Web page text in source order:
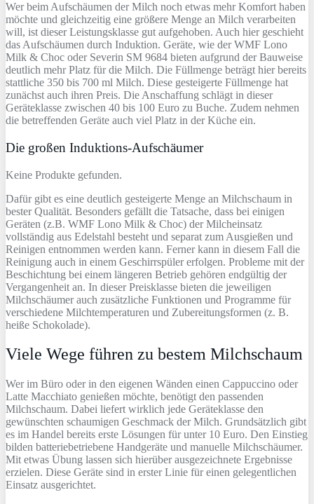
Wer beim Aufschäumen der Milch noch etwas mehr Komfort haben
möchte und gleichzeitig eine größere Menge an Milch verarbeiten
will, ist dieser Leistungsklasse gut aufgehoben. Auch hier geschieht
das Aufschäumen durch Induktion. Geräte, wie der WMF Lono
Milk & Choc oder Severin SM 9684 bieten aufgrund der Bauweise
deutlich mehr Platz für die Milch. Die Füllmenge beträgt hier bereits
stattliche 350 bis 700 ml Milch. Diese gesteigerte Füllmenge hat
zunächst auch ihren Preis. Die Anschaffung schlägt in dieser
Geräteklasse zwischen 40 bis 100 Euro zu Buche. Zudem nehmen
die betreffenden Geräte auch viel Platz in der Küche ein.
Die großen Induktions-Aufschäumer
Keine Produkte gefunden.
Dafür gibt es eine deutlich gesteigerte Menge an Milchschaum in
bester Qualität. Besonders gefällt die Tatsache, dass bei einigen
Geräten (z.B. WMF Lono Milk & Choc) der Milcheinsatz
vollständig aus Edelstahl besteht und separat zum Ausgießen und
Reinigen entnommen werden kann. Ferner kann in diesem Fall die
Reinigung auch in einem Geschirrspüler erfolgen. Probleme mit der
Beschichtung bei einem längeren Betrieb gehören endgültig der
Vergangenheit an. In dieser Preisklasse bieten die jeweiligen
Milchschäumer auch zusätzliche Funktionen und Programme für
verschiedene Milchtemperaturen und Zubereitungsformen (z. B.
heiße Schokolade).
Viele Wege führen zu bestem Milchschaum
Wer im Büro oder in den eigenen Wänden einen Cappuccino oder
Latte Macchiato genießen möchte, benötigt den passenden
Milchschaum. Dabei liefert wirklich jede Geräteklasse den
gewünschten schaumigen Geschmack der Milch. Grundsätzlich gibt
es im Handel bereits erste Lösungen für unter 10 Euro. Den Einstieg
bilden batteriebetriebene Handgeräte und manuelle Milchschäumer.
Mit etwas Übung lassen sich hierüber ausgezeichnete Ergebnisse
erzielen. Diese Geräte sind in erster Linie für einen gelegentlichen
Einsatz ausgerichtet.